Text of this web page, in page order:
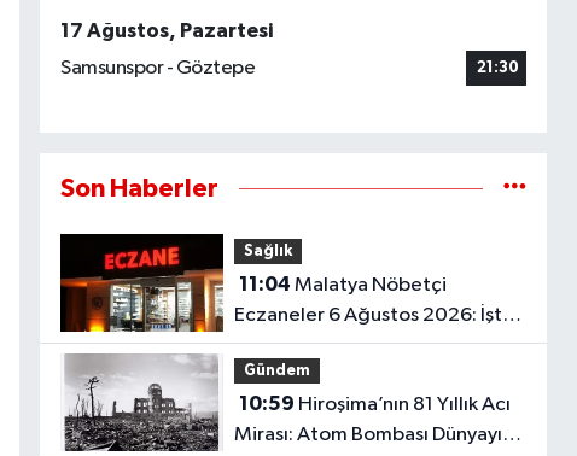
17 Ağustos, Pazartesi
Samsunspor - Göztepe
21:30
Son Haberler
Sağlık
11:04
Eczaneler 6 Ağustos 2026: İşte
Gece Boyunca Açık Olan
Eczaneler..
Gündem
10:59
Mirası: Atom Bombası Dünyayı